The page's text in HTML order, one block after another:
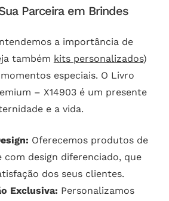
Parceira em Brindes
a importância de
também kits personalizados)
especiais. O Livro
– X14903 é um presente
e a vida.
Oferecemos produtos de
com design diferenciado, que
dos seus clientes.
Exclusiva: Personalizamos